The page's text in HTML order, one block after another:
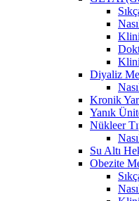
Diyaliz
Kronik
Yanık
Nükleer
Su Altı
Obezite